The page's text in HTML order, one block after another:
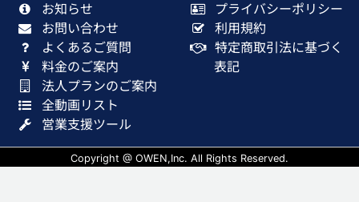
お知らせ
お問い合わせ
よくあるご質問
料金のご案内
法人プランのご案内
全動画リスト
営業支援ツール
プライバシーポリシー
利用規約
特定商取引法に基づく
表記
Copyright @ OWEN,Inc. All Rights Reserved.